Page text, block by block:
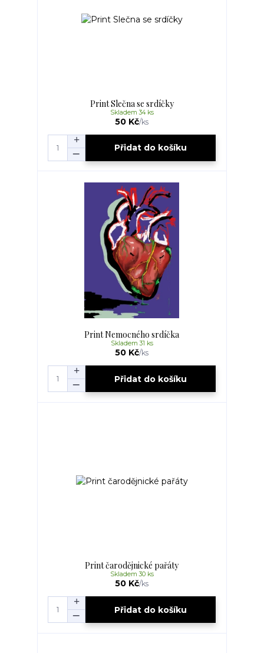
Print Slečna se srdíčky
50 Kč/ks
Skladem 34 ks
Přidat do košíku
Print Nemocného srdíčka
50 Kč/ks
Skladem 31 ks
Přidat do košíku
Print čarodějnické pařáty
50 Kč/ks
Skladem 30 ks
Přidat do košíku